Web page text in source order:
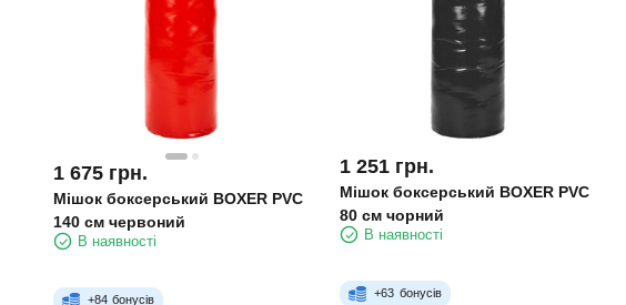
1 675 грн.
Мішок боксерський BOXER PVC
140 см червоний
В наявності
+84 бонусів
1 251 грн.
Мішок боксерський BOXER PVC
80 см чорний
В наявності
+63 бонусів